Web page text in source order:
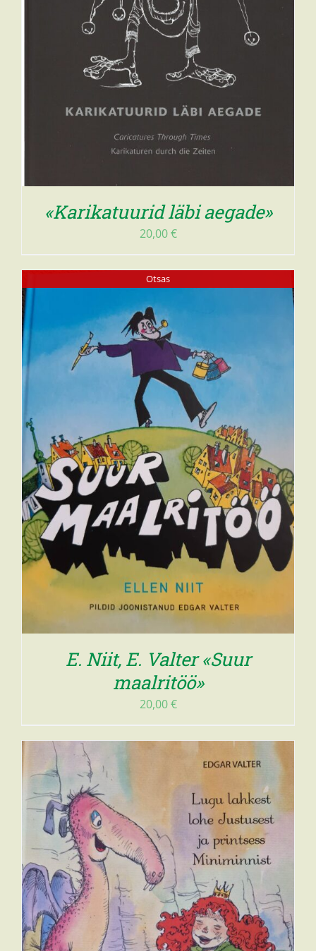
«Karikatuurid läbi aegade»
20,00€
Otsas
E. Niit, E. Valter «Suur
maalritöö»
20,00€